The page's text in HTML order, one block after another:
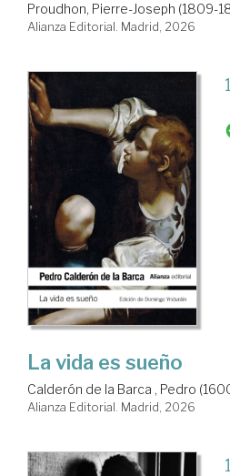
Proudhon, Pierre-Joseph (1809-
Alianza Editorial. Madrid, 2026
La vida es sueño
Calderón de la Barca , Pedro
Alianza Editorial. Madrid, 2026